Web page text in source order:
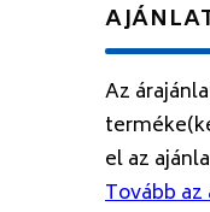
Az
el az
Tovább